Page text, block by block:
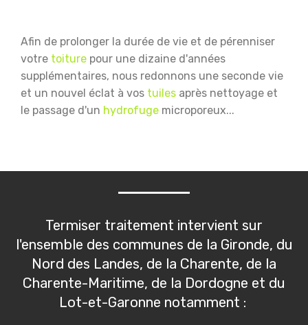
Afin de prolonger la durée de vie et de pérenniser
votre toiture pour une dizaine d'années
supplémentaires, nous redonnons une seconde vie
et un nouvel éclat à vos tuiles après nettoyage et
le passage d'un hydrofuge microporeux...
Termiser traitement intervient sur
l'ensemble des communes de la Gironde, du
Nord des Landes, de la Charente, de la
Charente-Maritime, de la Dordogne et du
Lot-et-Garonne notamment :